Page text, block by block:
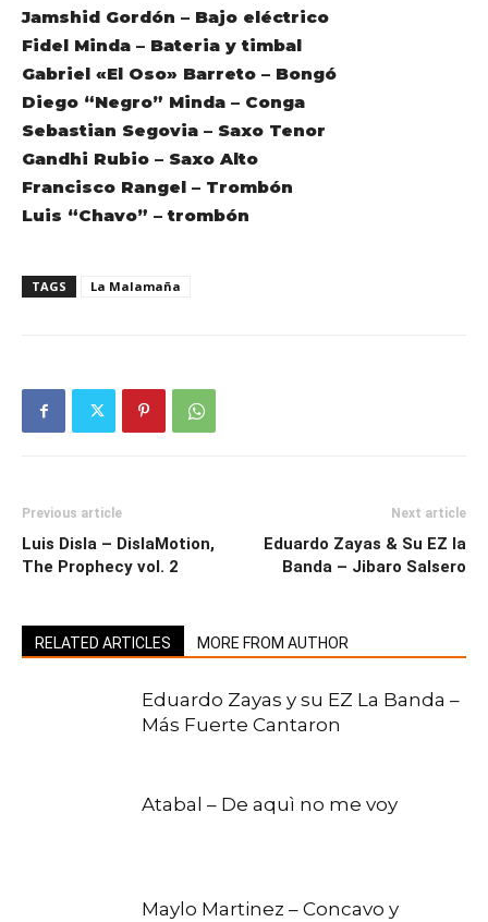
Jamshid Gordón – Bajo eléctrico
Fidel Minda – Bateria y timbal
Gabriel «El Oso» Barreto – Bongó
Diego “Negro” Minda – Conga
Sebastian Segovia – Saxo Tenor
Gandhi Rubio – Saxo Alto
Francisco Rangel – Trombón
Luis “Chavo” – trombón
TAGS La Malamaña
Previous article
Luis Disla – DislaMotion,
The Prophecy vol. 2
Next article
Eduardo Zayas & Su EZ la
Banda – Jibaro Salsero
RELATED ARTICLES MORE FROM AUTHOR
Eduardo Zayas y su EZ La Banda –
Más Fuerte Cantaron
Atabal – De aquì no me voy
Maylo Martinez – Concavo y